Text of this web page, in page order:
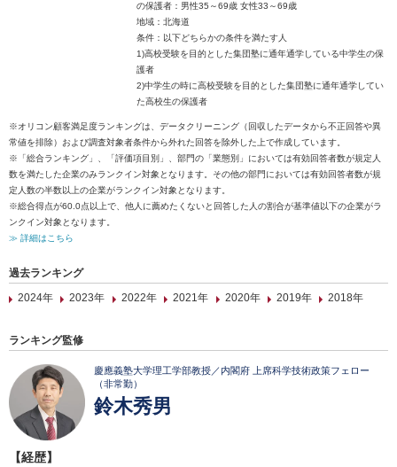
の保護者：男性35～69歳 女性33～69歳
地域：北海道
条件：以下どちらかの条件を満たす人
1)高校受験を目的とした集団塾に通年通学している中学生の保
護者
2)中学生の時に高校受験を目的とした集団塾に通年通学してい
た高校生の保護者
※オリコン顧客満足度ランキングは、データクリーニング（回収したデータから不正回答や異
常値を排除）および調査対象者条件から外れた回答を除外した上で作成しています。
※「総合ランキング」、「評価項目別」、部門の「業態別」においては有効回答者数が規定人
数を満たした企業のみランクイン対象となります。その他の部門においては有効回答者数が規
定人数の半数以上の企業がランクイン対象となります。
※総合得点が60.0点以上で、他人に薦めたくないと回答した人の割合が基準値以下の企業がラ
ンクイン対象となります。
≫ 詳細はこちら
過去ランキング
2024年
2023年 2022年 2021年 2020年 2019年 2018年
ランキング監修
慶應義塾大学理工学部教授／内閣府 上席科学技術政策フェロー
（非常勤）
鈴木秀男
【経歴】